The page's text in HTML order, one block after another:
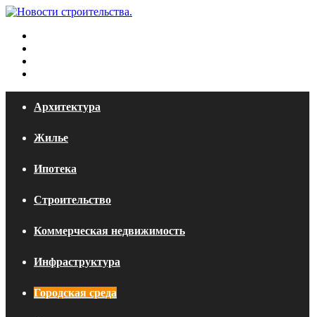
Архитектура
Жилье
Ипотека
Строительство
Коммерческая недвижимость
Инфраструктура
Городская среда